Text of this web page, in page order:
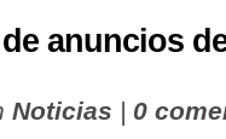
anuncios
Noticias | 0